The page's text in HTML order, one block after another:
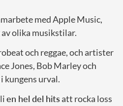
med Apple Music,
olika musikstilar.
och reggae, och artister
Jones, Bob Marley och
kungens urval.
en hel del hits att rocka loss